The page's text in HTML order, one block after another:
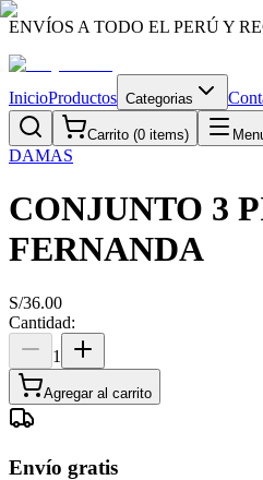
ENVÍOS A TODO EL PERÚ Y
InicioProductos Categorias
Carrito (0 items)
DAMAS
CONJUNTO 3
FERNANDA
S/36.00
Cantidad:
1
Agregar al carrito
Envío gratis